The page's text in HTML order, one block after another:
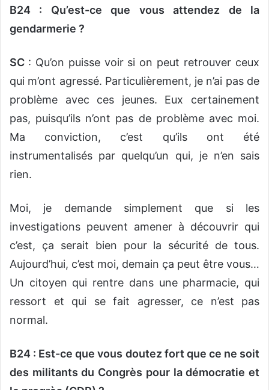
B24 : Qu’est-ce que vous attendez de la
gendarmerie ?
SC : Qu’on puisse voir si on peut retrouver ceux
qui m’ont agressé. Particulièrement, je n’ai pas de
problème avec ces jeunes. Eux certainement
pas, puisqu’ils n’ont pas de problème avec moi.
Ma conviction, c’est qu’ils ont été
instrumentalisés par quelqu’un qui, je n’en sais
rien.
Moi, je demande simplement que si les
investigations peuvent amener à découvrir qui
c’est, ça serait bien pour la sécurité de tous.
Aujourd’hui, c’est moi, demain ça peut être vous…
Un citoyen qui rentre dans une pharmacie, qui
ressort et qui se fait agresser, ce n’est pas
normal.
B24 : Est-ce que vous doutez fort que ce ne soit
des militants du Congrès pour la démocratie et